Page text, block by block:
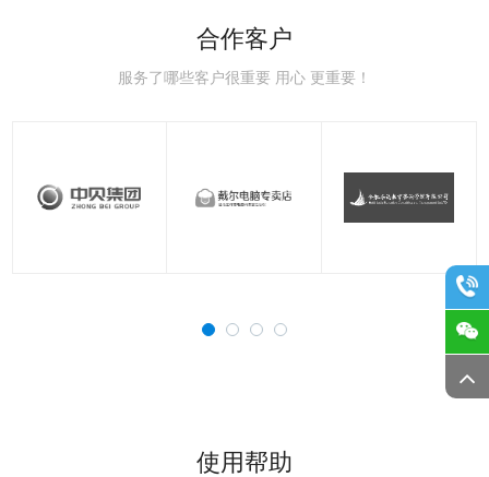
合作客户
服务了哪些客户很重要 用心 更重要！
使用帮助